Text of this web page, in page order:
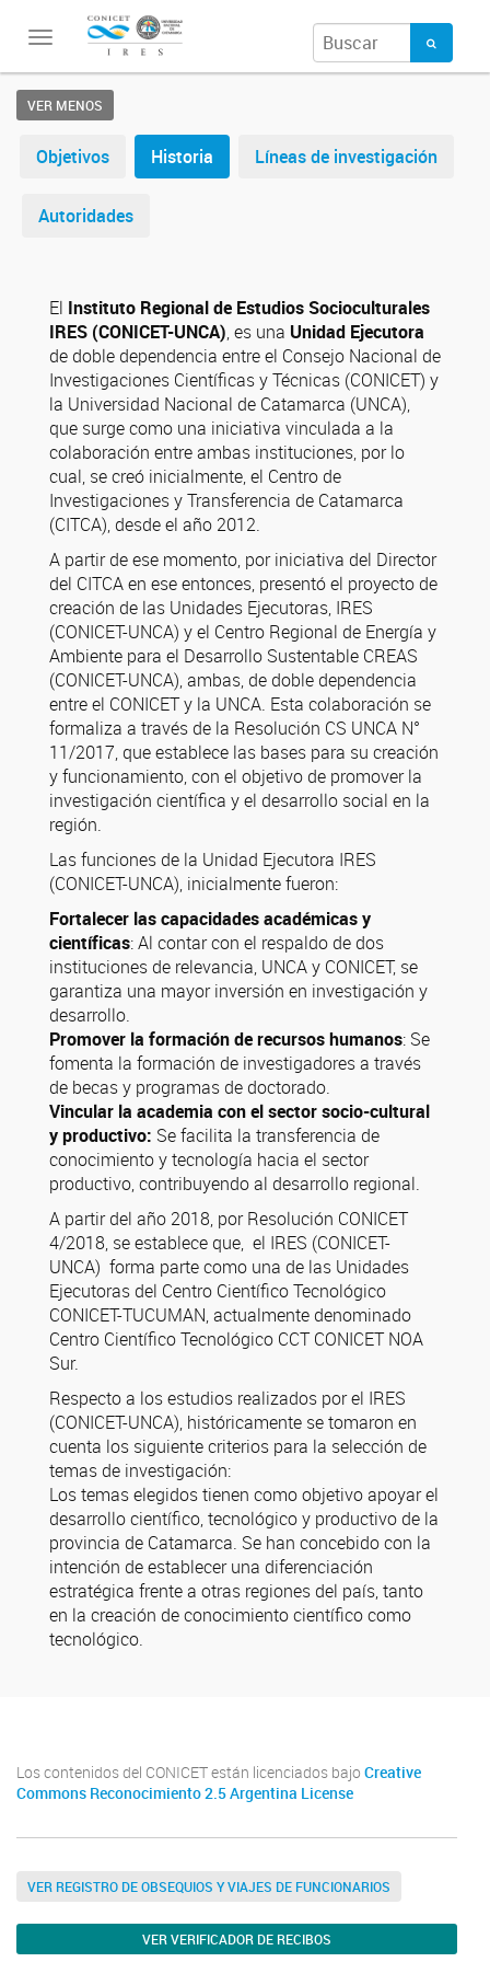
Toggle
VER MENOS
Objetivos Historia Líneas de investigación
Autoridades
El Instituto Regional de Estudios Socioculturales
IRES (CONICET-UNCA), es una Unidad Ejecutora
de doble dependencia entre el Consejo Nacional de
Investigaciones Científicas y Técnicas (CONICET) y
la Universidad Nacional de Catamarca (UNCA),
que surge como una iniciativa vinculada a la
colaboración entre ambas instituciones, por lo
cual, se creó inicialmente, el Centro de
Investigaciones y Transferencia de Catamarca
(CITCA), desde el año 2012.
A partir de ese momento, por iniciativa del Director
del CITCA en ese entonces, presentó el proyecto de
creación de las Unidades Ejecutoras, IRES
(CONICET-UNCA) y el Centro Regional de Energía y
Ambiente para el Desarrollo Sustentable CREAS
(CONICET-UNCA), ambas, de doble dependencia
entre el CONICET y la UNCA. Esta colaboración se
formaliza a través de la Resolución CS UNCA N°
11/2017, que establece las bases para su creación
y funcionamiento, con el objetivo de promover la
investigación científica y el desarrollo social en la
región.
Las funciones de la Unidad Ejecutora IRES
(CONICET-UNCA), inicialmente fueron:
Fortalecer las capacidades académicas y
científicas: Al contar con el respaldo de dos
instituciones de relevancia, UNCA y CONICET, se
garantiza una mayor inversión en investigación y
desarrollo.
Promover la formación de recursos humanos: Se
fomenta la formación de investigadores a través
de becas y programas de doctorado.
Vincular la academia con el sector socio-cultural
y productivo: Se facilita la transferencia de
conocimiento y tecnología hacia el sector
productivo, contribuyendo al desarrollo regional.
A partir del año 2018, por Resolución CONICET
4/2018, se establece que, el IRES (CONICET-
UNCA) forma parte como una de las Unidades
Ejecutoras del Centro Científico Tecnológico
CONICET-TUCUMAN, actualmente denominado
Centro Científico Tecnológico CCT CONICET NOA
Sur.
Respecto a los estudios realizados por el IRES
(CONICET-UNCA), históricamente se tomaron en
cuenta los siguiente criterios para la selección de
temas de investigación:
Los temas elegidos tienen como objetivo apoyar el
desarrollo científico, tecnológico y productivo de la
provincia de Catamarca. Se han concebido con la
intención de establecer una diferenciación
estratégica frente a otras regiones del país, tanto
en la creación de conocimiento científico como
tecnológico.
Los contenidos del CONICET están licenciados bajo Creative
Commons Reconocimiento 2.5 Argentina License
VER REGISTRO DE OBSEQUIOS Y VIAJES DE FUNCIONARIOS
VER VERIFICADOR DE RECIBOS